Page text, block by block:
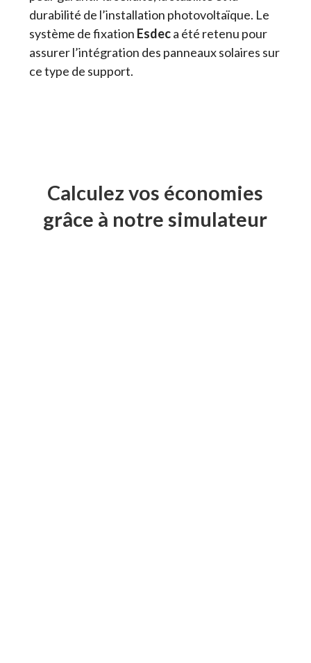
durabilité de l’installation photovoltaïque. Le
système de fixation Esdeca été retenu pour
assurer l’intégration des panneaux solaires sur
ce type de support.
Calculez vos économies
grâce à notre simulateur